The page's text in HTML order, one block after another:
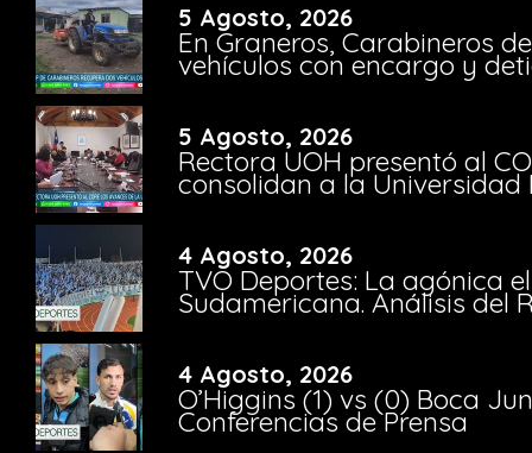
5 Agosto, 2026
En Graneros, Carabineros
vehículos con encargo y
5 Agosto, 2026
Rectora UOH presentó al
consolidan a la Universidad
4 Agosto, 2026
TVO Deportes: La agónica
Sudamericana. Análisis del
4 Agosto, 2026
O’Higgins (1) vs (0) Boca
Conferencias de Prensa